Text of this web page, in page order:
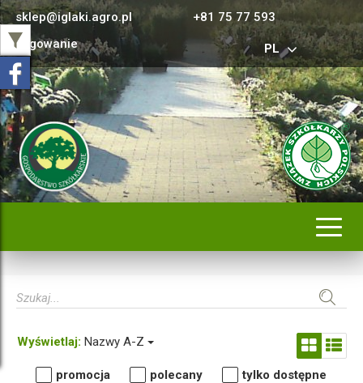
sklep@iglaki.agro.pl
+81 75 77 593
Logowanie
PL
Wyświetlaj: Nazwy A-Z
promocja polecany tylko dostępne